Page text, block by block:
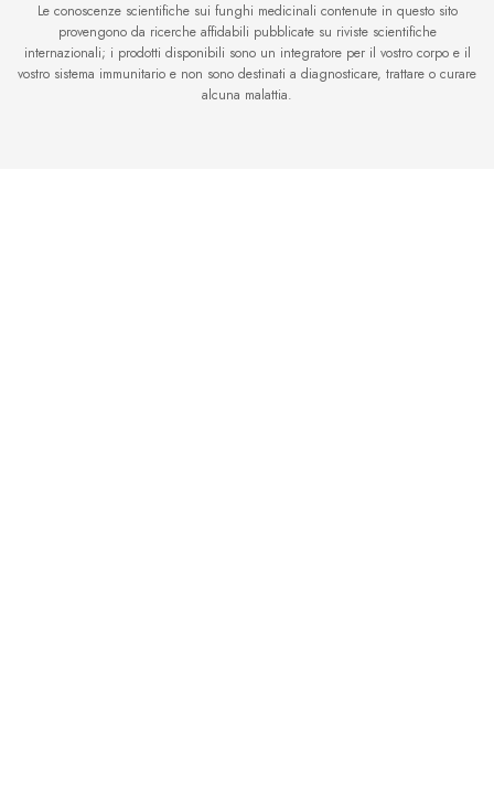
Le conoscenze scientifiche sui funghi medicinali contenute in questo sito
provengono da ricerche affidabili pubblicate su riviste scientifiche
internazionali; i prodotti disponibili sono un integratore per il vostro corpo e il
vostro sistema immunitario e non sono destinati a diagnosticare, trattare o curare
alcuna malattia.